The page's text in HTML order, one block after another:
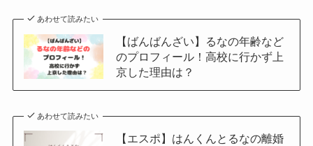
あわせて読みたい
【ばんばんざい】るなの年齢など
のプロフィール！高校に行かず上
京した理由は？
あわせて読みたい
【エスポ】はんくんとるなの離婚